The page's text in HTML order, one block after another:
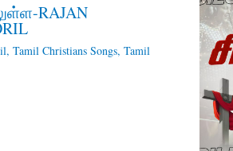
RAJAN
, Tamil Christians Songs, Tamil